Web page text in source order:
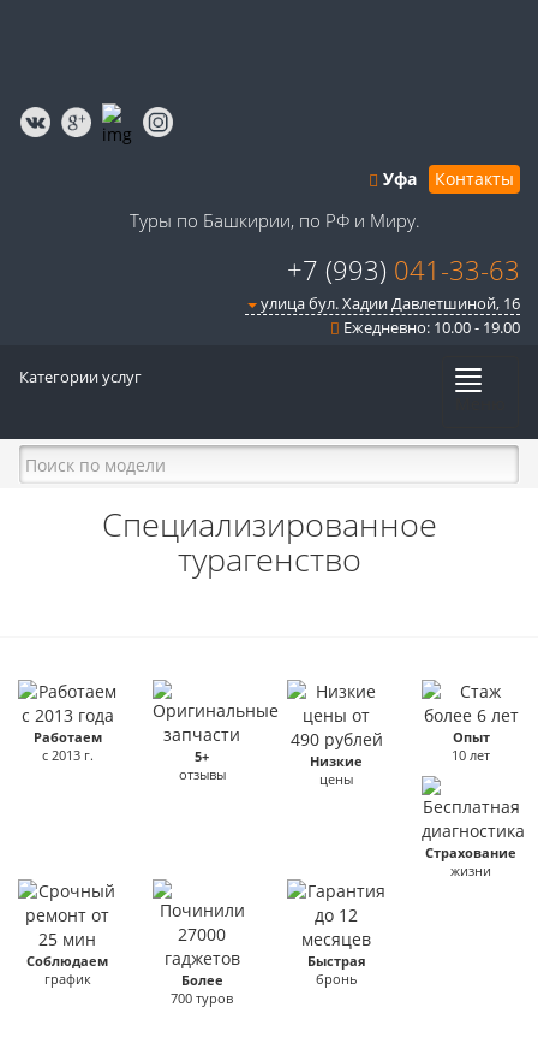
Уфа Контакты
Туры по Башкирии, по РФ и Миру.
+7 (993) 041-33-63
улица бул. Хадии Давлетшиной, 16
Ежедневно: 10.00 - 19.00
Категории услуг
Специализированное
турагенство
Работаем
с 2013 г.
5+
отзывы
Низкие
цены
Опыт
10 лет
Страхование
жизни
Соблюдаем
график
Более
700 туров
Быстрая
бронь